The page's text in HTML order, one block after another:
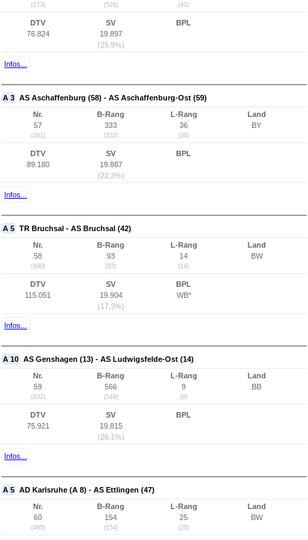
(173) (526) (42)
DTV
76.824
SV
19.897
(25,9%)
BPL
Infos...
A 3 AS Aschaffenburg (58) - AS Aschaffenburg-Ost (59)
Nr.
57
(281)
B-Rang
333
(332)
L-Rang
36
(36)
Land
BY
DTV
89.180
SV
19.887
(22,3%)
BPL
Infos...
A 5 TR Bruchsal - AS Bruchsal (42)
Nr.
58
(490)
B-Rang
93
(93)
L-Rang
14
(14)
Land
BW
DTV
115.051
SV
19.904
(17,3%)
BPL
WB*
Infos...
A 10 AS Genshagen (13) - AS Ludwigsfelde-Ost (14)
Nr.
59
(932)
B-Rang
566
(549)
L-Rang
9
(9)
Land
BB
DTV
75.921
SV
19.815
(26,1%)
BPL
Infos...
A 5 AD Karlsruhe (A 8) - AS Ettlingen (47)
Nr.
60
(495)
B-Rang
154
(154)
L-Rang
25
(25)
Land
BW